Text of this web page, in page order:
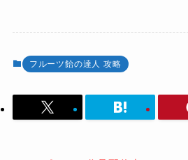
フルーツ飴の達人 攻略